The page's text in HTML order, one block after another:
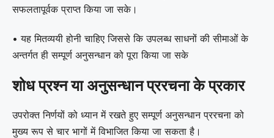
सफलतापूर्वक प्राप्त किया जा सके।
• यह मितव्ययी होनी चाहिए जिससे कि उपलब्ध साधनों की सीमाओं के
अन्तर्गत ही सम्पूर्ण अनुसन्धान को पूरा किया जा सके
शोध प्रश्न या अनुसन्धान प्ररचना के प्रकार
उपरोक्त निर्णयों को ध्यान में रखते हुए सम्पूर्ण अनुसन्धान प्ररचना को
मुख्य रूप से चार भागों में विभाजित किया जा सकता है।